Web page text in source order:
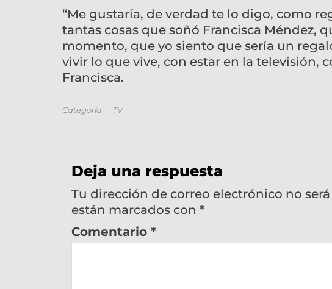
“Me gustaría, de verdad te lo digo, como
tantas cosas que soñó Francisca Méndez,
momento, que yo siento que sería un
vivir lo que vive, con estar en la televisión,
Francisca.
Categoría TV
Deja una respuesta
Tu dirección de correo electrónico no
están marcados con *
Comentario *